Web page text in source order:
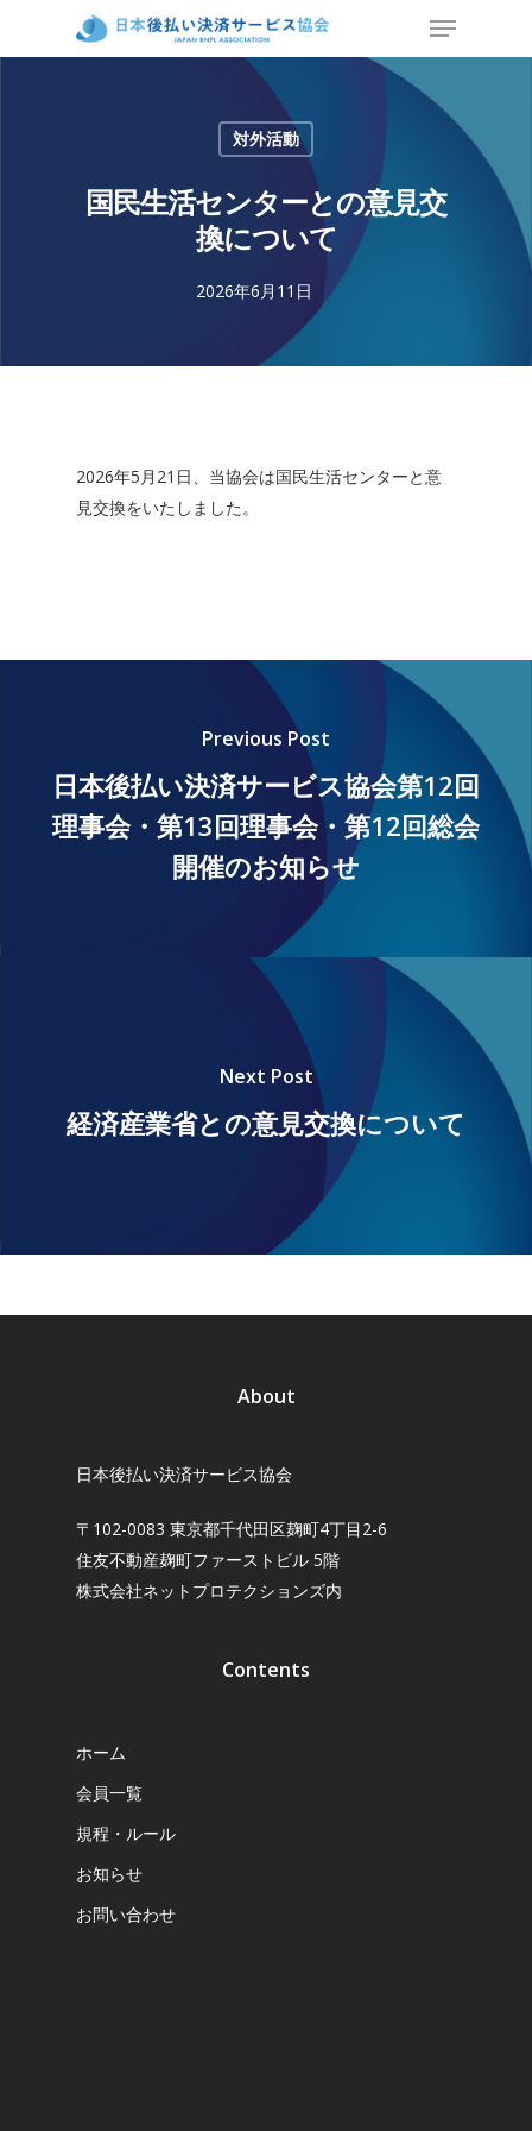
対外活動
国民生活センターとの意見交
換について
2026年6月11日
2026年5月21日、当協会は国民生活センターと意
見交換をいたしました。
Previous Post
日本後払い決済サービス協会第12回
理事会・第13回理事会・第12回総会
開催のお知らせ
Next Post
経済産業省との意見交換について
About
日本後払い決済サービス協会
〒102-0083 東京都千代田区麹町4丁目2-6
住友不動産麹町ファーストビル 5階
株式会社ネットプロテクションズ内
Contents
ホーム
会員一覧
規程・ルール
お知らせ
お問い合わせ
ホーム
規程・ルール
お知らせ
お問い合わせ